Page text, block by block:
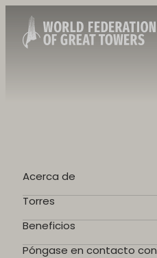
Acerca de
Torres
Beneficios
Póngase en contacto con